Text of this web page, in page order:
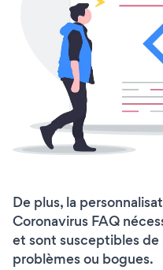
De plus, la
Coronavirus FAQ
et sont susceptibles
problèmes ou bogues.